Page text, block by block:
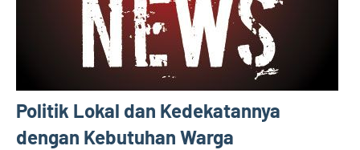
Politik Lokal dan Kedekatannya
dengan Kebutuhan Warga